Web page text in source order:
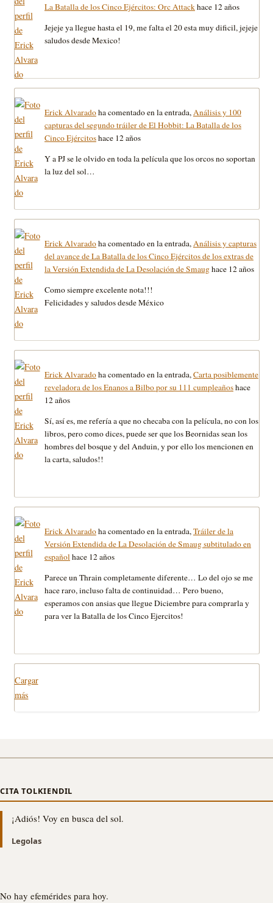
La Batalla de los Cinco Ejércitos: Orc Attackhace 12 años
Jejeje ya llegue hasta el 19, me falta el 20 esta muy dificil, jejeje
saludos desde Mexico!
Erick Alvaradoha comentado en la entrada,Análisis y 100
capturas del segundo tráiler de El Hobbit: La Batalla de los
Cinco Ejércitoshace 12 años
Y a PJ se le olvido en toda la película que los orcos no soportan
la luz del sol…
Erick Alvaradoha comentado en la entrada,Análisis y capturas
del avance de La Batalla de los Cinco Ejércitos de los extras de
la Versión Extendida de La Desolación de Smaughace 12 años
Como siempre excelente nota!!!
Felicidades y saludos desde México
Erick Alvaradoha comentado en la entrada,Carta posiblemente
reveladora de los Enanos a Bilbo por su 111 cumpleañoshace
12 años
Sí, así es, me refería a que no checaba con la película, no con los
libros, pero como dices, puede ser que los Beornidas sean los
hombres del bosque y del Anduin, y por ello los mencionen en
la carta, saludos!!
Erick Alvaradoha comentado en la entrada,Tráiler de la
Versión Extendida de La Desolación de Smaug subtitulado en
españolhace 12 años
Parece un Thrain completamente diferente… Lo del ojo se me
hace raro, incluso falta de continuidad… Pero bueno,
esperamos con ansias que llegue Diciembre para comprarla y
para ver la Batalla de los Cinco Ejercitos!
Cargar
más
CITA TOLKIENDIL
¡Adiós! Voy en busca del sol.
Legolas
No hay efemérides para hoy.